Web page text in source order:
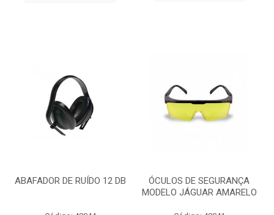
ABAFADOR DE RUÍDO 12 DB
ÓCULOS DE SEGURANÇA
MODELO JÁGUAR AMARELO